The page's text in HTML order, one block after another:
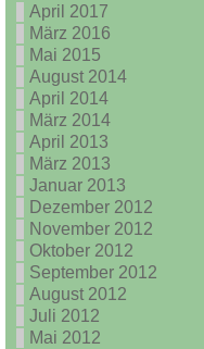
April 2017
März 2016
Mai 2015
August 2014
April 2014
März 2014
April 2013
März 2013
Januar 2013
Dezember 2012
November 2012
Oktober 2012
September 2012
August 2012
Juli 2012
Mai 2012